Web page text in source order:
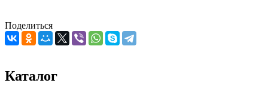
Поделиться
Каталог